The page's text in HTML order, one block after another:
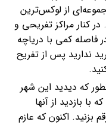
از لوکس‌ترین
کنار مراکز تفریحی و
فاصله کمی با دریاچه
ندارید پس از تفریح
که دیدید این شهر
بازدید از آنها
بزنید. اکنون که عازم